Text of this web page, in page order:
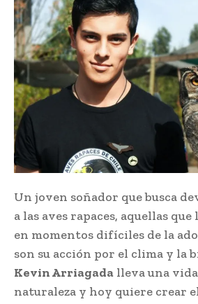
Un joven soñador que busca
a las aves rapaces, aquellas
en momentos difíciles de la
son su acción por el clima y la
Kevin Arriagada lleva una
naturaleza y hoy quiere crear